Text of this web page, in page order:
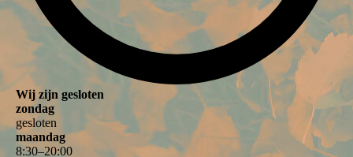
Wij zijn gesloten
zondag
gesloten
maandag
8:30–20:00